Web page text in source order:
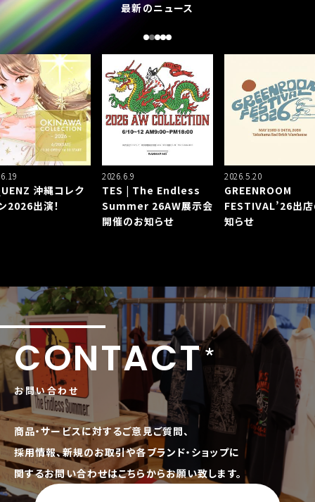
最新のニュース
沖縄コレク
2026出演！
2026.6.9
TES | The Endless
Summer 26AW展示会
開催のお知らせ
2026.5.20
GREENROOM
FESTIVAL’26出
知らせ
CONTACT
お問い合わせ
商品・サービスに対するご意見ご質問、
採用情報、新規のお取引や各ブランド・ショップに
関するお問い合わせはこちらからお願い致します。